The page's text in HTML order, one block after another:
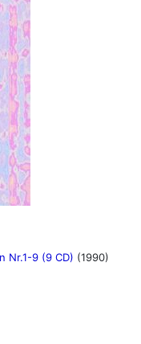
Nr.1-9 (9 CD) (1990)